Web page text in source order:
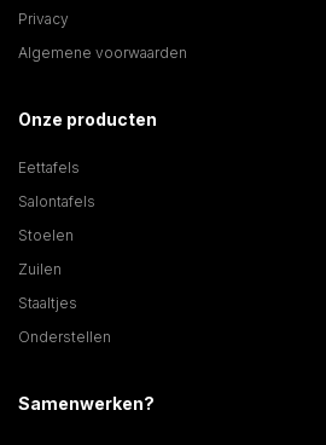
Privacy
Algemene voorwaarden
Onze producten
Eettafels
Salontafels
Stoelen
Zuilen
Staaltjes
Onderstellen
Samenwerken?